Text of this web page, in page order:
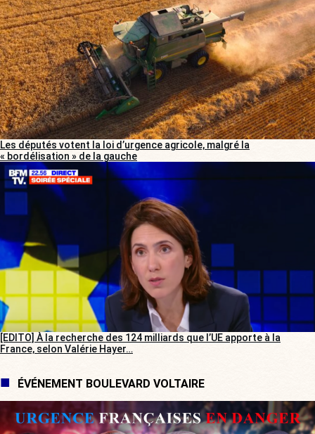
Les députés votent la loi d’urgence agricole, malgré la
« bordélisation » de la gauche
[EDITO] À la recherche des 124 milliards que l’UE apporte à la
France, selon Valérie Hayer…
ÉVÉNEMENT BOULEVARD VOLTAIRE